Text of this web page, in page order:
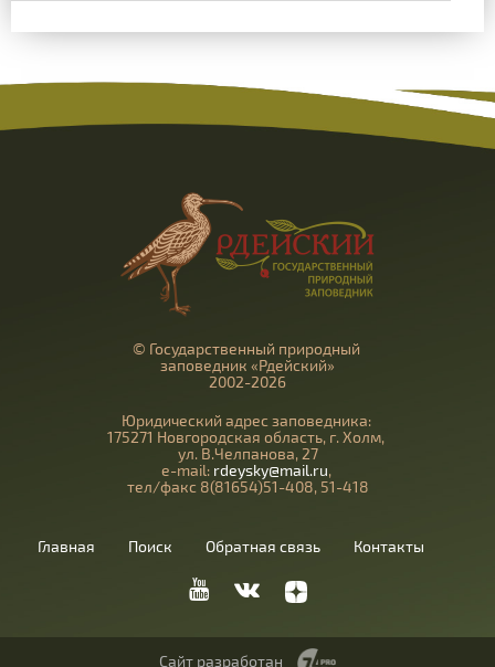
© Государственный природный
заповедник «Рдейский»
2002-2026
Юридический адрес заповедника:
175271 Новгородская область, г. Холм,
ул. В.Челпанова, 27
e-mail: rdeysky@mail.ru,
тел/факс 8(81654)51-408, 51-418
Главная Поиск Обратная связь Контакты
Сайт разработан